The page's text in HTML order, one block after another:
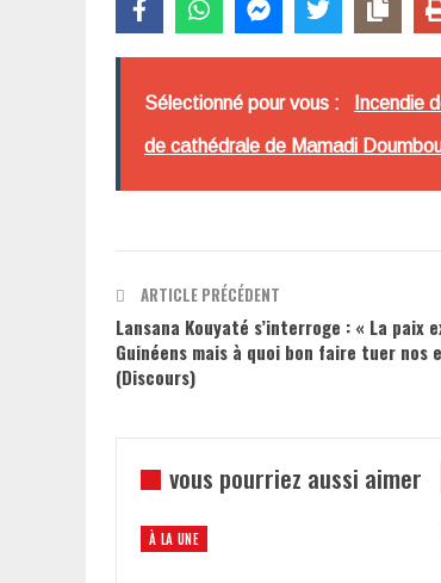
Sélectionné pour vous : Incendie
de cathédrale de Mamadi
ARTICLE PRÉCÉDENT
Lansana Kouyaté s’interroge : « La paix
Guinéens mais à quoi bon faire tuer nos
(Discours)
vous pourriez aussi aimer
À LA UNE